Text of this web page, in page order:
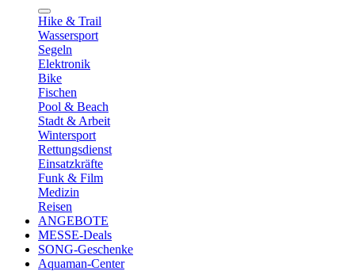
Hike & Trail
Wassersport
Segeln
Elektronik
Bike
Fischen
Pool & Beach
Stadt & Arbeit
Wintersport
Rettungsdienst
Einsatzkräfte
Funk & Film
Medizin
Reisen
ANGEBOTE
MESSE-Deals
SONG-Geschenke
Aquaman-Center